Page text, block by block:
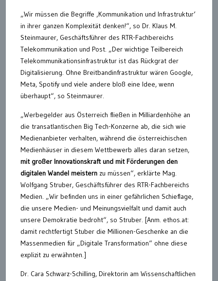
„Wir müssen die Begriffe ‚Kommunikation und Infrastruktur‘
in ihrer ganzen Komplexität denken!“, so Dr. Klaus M.
Steinmaurer, Geschäftsführer des RTR-Fachbereichs
Telekommunikation und Post. „Der wichtige Teilbereich
Telekommunikationsinfrastruktur ist das Rückgrat der
Digitalisierung. Ohne Breitbandinfrastruktur wären Google,
Meta, Spotify und viele andere bloß eine Idee, wenn
überhaupt“, so Steinmaurer.
„Werbegelder aus Österreich fließen in Milliardenhöhe an
die transatlantischen Big Tech-Konzerne ab, die sich wie
Medienanbieter verhalten, während die österreichischen
Medienhäuser in diesem Wettbewerb alles daran setzen,
mit großer Innovationskraft und mit Förderungen den
digitalen Wandel meistern zu müssen“, erklärte Mag.
Wolfgang Struber, Geschäftsführer des RTR-Fachbereichs
Medien. „Wir befinden uns in einer gefährlichen Schieflage,
die unsere Medien- und Meinungsvielfalt und damit auch
unsere Demokratie bedroht“, so Struber. [Anm. ethos.at:
damit rechtfertigt Stuber die Millionen-Geschenke an die
Massenmedien für „Digitale Transformation“ ohne diese
explizit zu erwähnten.]
Dr. Cara Schwarz-Schilling, Direktorin am Wissenschaftlichen